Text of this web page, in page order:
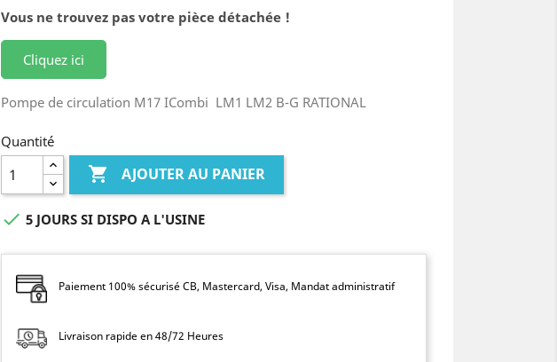
Vous ne trouvez pas votre pièce détachée !
Cliquez ici
Pompe de circulation M17 ICombi LM1 LM2 B-G RATIONAL
Quantité
 AJOUTER AU PANIER
 5 JOURS SI DISPO A L'USINE
Paiement 100% sécurisé CB, Mastercard, Visa, Mandat administratif
Livraison rapide en 48/72 Heures